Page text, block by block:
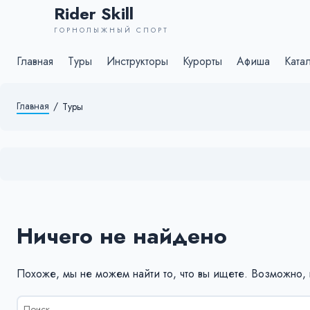
Rider Skill
ГОРНОЛЫЖНЫЙ СПОРТ
Главная Туры Инструкторы Курорты Афиша
Главная / Туры
Ничего не найдено
Похоже, мы не можем найти то, что вы ищете. Возможно,
Результаты